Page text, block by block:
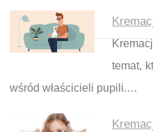
temat,
wśród właścicieli pupili.…
Nawigacja wpisu